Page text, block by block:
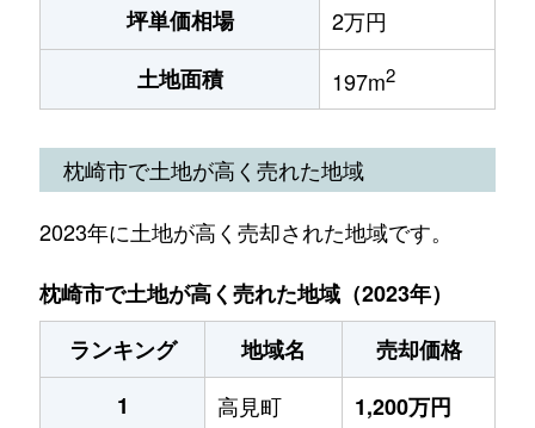
坪単価相場
2万円
土地面積
197m2
枕崎市で土地が高く売れた地域
2023年に土地が高く売却された地域です。
枕崎市で土地が高く売れた地域（2023年）
ランキング
地域名
売却価格
1
高見町
1,200万円